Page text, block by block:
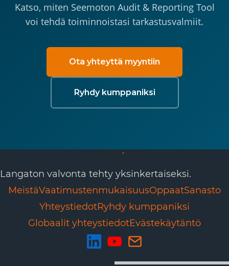
Katso, miten Seemoton Audit & Reporting Tool
voi tehdä toiminnoistasi tarkastusvalmiit.
Ota yhteyttä myyntiin
Ryhdy kumppaniksi
Langaton valvonta tehty yksinkertaiseksi.
MeistäVaatimustenmukaisuusOppaatSanasto
YhteystiedotRyhdy kumppaniksi
Globaalit yhteystiedotEvästekäytäntö